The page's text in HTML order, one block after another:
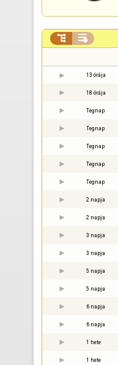
 
13 órája
18 órája
Tegnap
Tegnap
Tegnap
Tegnap
Tegnap
2 napja
2 napja
3 napja
3 napja
5 napja
5 napja
6 napja
6 napja
1 hete
1 hete